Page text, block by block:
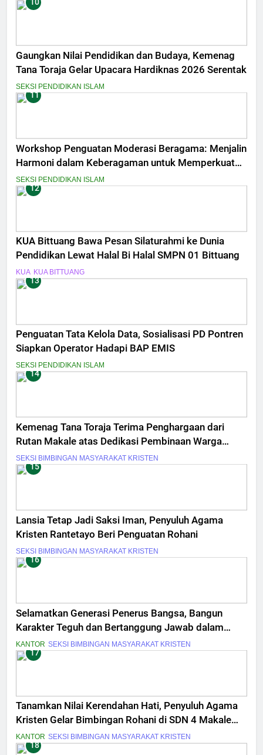
10
Gaungkan Nilai Pendidikan dan Budaya, Kemenag
Tana Toraja Gelar Upacara Hardiknas 2026 Serentak
SEKSI PENDIDIKAN ISLAM
11
Workshop Penguatan Moderasi Beragama: Menjalin
Harmoni dalam Keberagaman untuk Memperkuat
Kebangsaan
SEKSI PENDIDIKAN ISLAM
12
KUA Bittuang Bawa Pesan Silaturahmi ke Dunia
Pendidikan Lewat Halal Bi Halal SMPN 01 Bittuang
KUA KUA BITTUANG
13
Penguatan Tata Kelola Data, Sosialisasi PD Pontren
Siapkan Operator Hadapi BAP EMIS
SEKSI PENDIDIKAN ISLAM
14
Kemenag Tana Toraja Terima Penghargaan dari
Rutan Makale atas Dedikasi Pembinaan Warga
Binaan
SEKSI BIMBINGAN MASYARAKAT KRISTEN
15
Lansia Tetap Jadi Saksi Iman, Penyuluh Agama
Kristen Rantetayo Beri Penguatan Rohani
SEKSI BIMBINGAN MASYARAKAT KRISTEN
16
Selamatkan Generasi Penerus Bangsa, Bangun
Karakter Teguh dan Bertanggung Jawab dalam
Masa Muda
KANTOR SEKSI BIMBINGAN MASYARAKAT KRISTEN
17
Tanamkan Nilai Kerendahan Hati, Penyuluh Agama
Kristen Gelar Bimbingan Rohani di SDN 4 Makale
Utara
KANTOR SEKSI BIMBINGAN MASYARAKAT KRISTEN
18